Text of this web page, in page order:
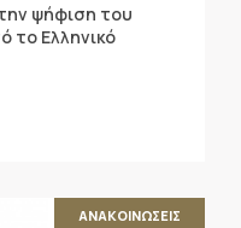
ψήφιση του
το Ελληνικό
ΑΝΑΚΟΙΝΩΣΕΙΣ